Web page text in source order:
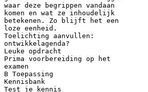
waar deze begrippen vandaan
komen en wat ze inhoudelijk
betekenen. Zo blijft het een
loze eenheid.
Toelichting aanvullen:
ontwikkelagenda?
Leuke opdracht
Prima voorbereiding op het
examen
B Toepassing
Kennisbank
Test je kennis